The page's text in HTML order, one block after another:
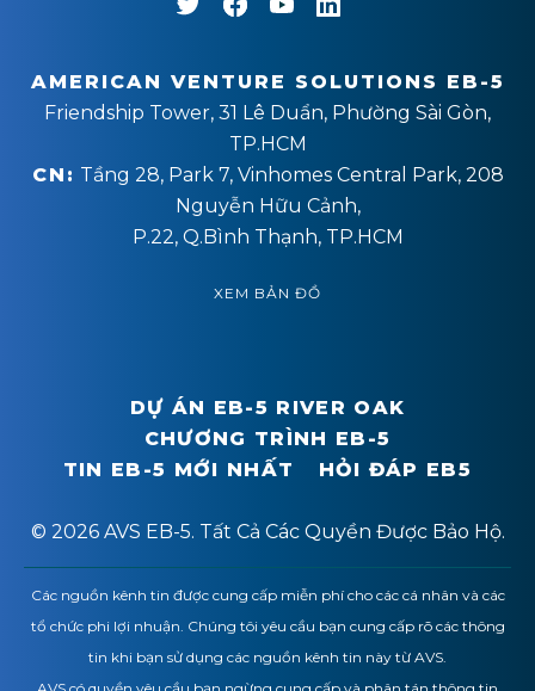
AMERICAN VENTURE SOLUTIONS EB-5
Friendship Tower, 31 Lê Duẩn, Phường Sài Gòn,
TP.HCM
CN: Tầng 28, Park 7, Vinhomes Central Park, 208
Nguyễn Hữu Cảnh,
P.22, Q.Bình Thạnh, TP.HCM
XEM BẢN ĐỒ
DỰ ÁN EB-5 RIVER OAK
CHƯƠNG TRÌNH EB-5
TIN EB-5 MỚI NHẤT
HỎI ĐÁP EB5
© 2026 AVS EB-5. Tất Cả Các Quyền Được Bảo Hộ.
Các nguồn kênh tin được cung cấp miễn phí cho các cá nhân và các
tổ chức phi lợi nhuận. Chúng tôi yêu cầu bạn cung cấp rõ các thông
tin khi bạn sử dụng các nguồn kênh tin này từ AVS.